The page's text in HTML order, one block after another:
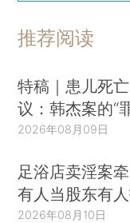
推荐阅读
特稿｜患儿死
议：韩杰案的“
2026年08月09日
足浴店卖淫案
有人当股东有
2026年08月10日